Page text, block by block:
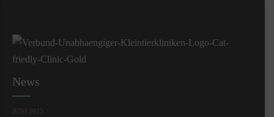
News
JUNI 2025